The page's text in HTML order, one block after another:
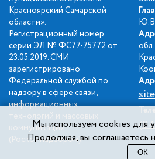
Красноярский Самарской
области».
Регистрационный номер
серии ЭЛ № ФС77-75772 от
23.05.2019. СМИ
зарегистрировано
Федеральной службой по
надзору в сфере связи,
информационных
технологий и массовых
коммуникаций
(Роскомнадзором).
Мы используем cookies для
Продолжая, вы соглашаетесь
ОК